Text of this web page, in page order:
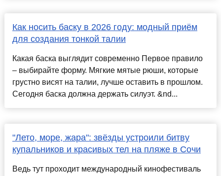
Как носить баску в 2026 году: модный приём
для создания тонкой талии
Какая баска выглядит современно Первое правило
– выбирайте форму. Мягкие мятые рюши, которые
грустно висят на талии, лучше оставить в прошлом.
Сегодня баска должна держать силуэт. &nd...
"Лето, море, жара": звёзды устроили битву
купальников и красивых тел на пляже в Сочи
Ведь тут проходит международный кинофестиваль